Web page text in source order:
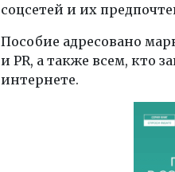
соцсетей и их
Пособие адресовано
и PR, а также всем, кто
интернете.